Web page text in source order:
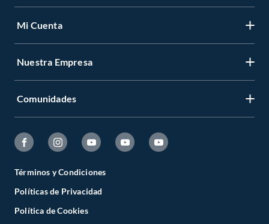
Mi Cuenta
Nuestra Empresa
Comunidades
Términos y Condiciones
Políticas de Privacidad
Política de Cookies